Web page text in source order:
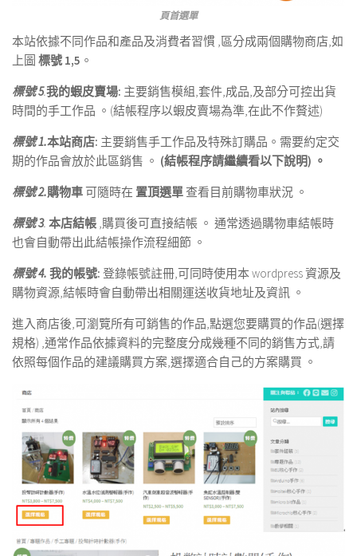
頁首選單
本站依據不同作品和產品及消費者習慣 ,區分成兩個購物商店,如
上圖 標號 1,5 。
標號 5.我的蝦皮賣場: 主要銷售模組,套件,成品,及部分可控出貨
時間的手工作品 。(結帳程序以蝦皮賣場為準,在此不作贅述)
標號 1.本站商店: 主要銷售手工作品及特殊訂購品。需要約定交
期的作品會放於此區銷售 。 (結帳程序請繼續看以下說明) 。
標號 2.購物車可隨時在 置頂選單查看目前購物車狀況 。
標號 3. 本店結帳 ,購買後可直接結帳 。 通常透過購物車結帳時
也會自動帶出此結帳操作流程細節 。
標號 4. 我的帳號: 登錄帳號註冊,可同時使用本 wordpress 資源及
購物資源,結帳時會自動帶出相關運送收貨地址及資訊 。
進入商店後,可瀏覽所有可銷售的作品,點選您要購買的作品(選擇
規格) ,通常作品依據資料的完整度分成幾種不同的銷售方式,請
依照每個作品的建議購買方案,選擇適合自己的方案購買 。